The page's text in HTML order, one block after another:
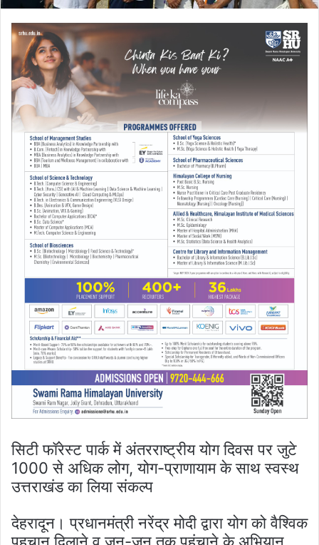
सिटी फॉरेस्ट पार्क में अंतरराष्ट्रीय योग दिवस पर जुटे
1000 से अधिक लोग, योग-प्राणायाम के साथ स्वस्थ
उत्तराखंड का लिया संकल्प
देहरादून। प्रधानमंत्री नरेंद्र मोदी द्वारा योग को वैश्विक